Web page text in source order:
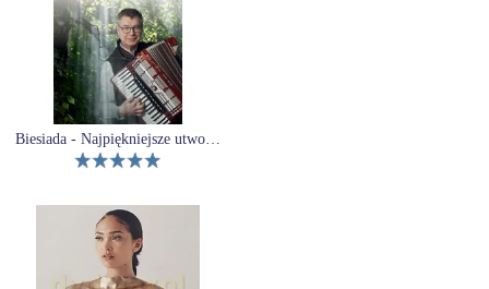
Biesiada - Najpiękniejsze utwory biesiadne